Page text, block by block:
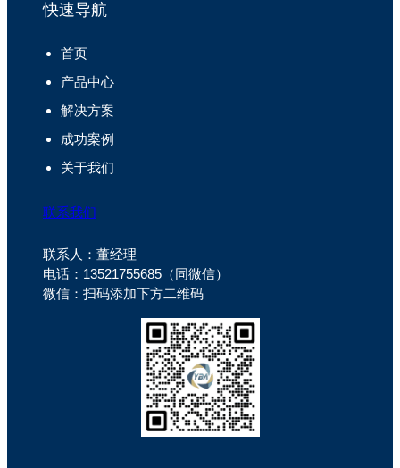
快速导航
首页
产品中心
解决方案
成功案例
关于我们
联系我们
联系人：董经理
电话：13521755685（同微信）
微信：扫码添加下方二维码